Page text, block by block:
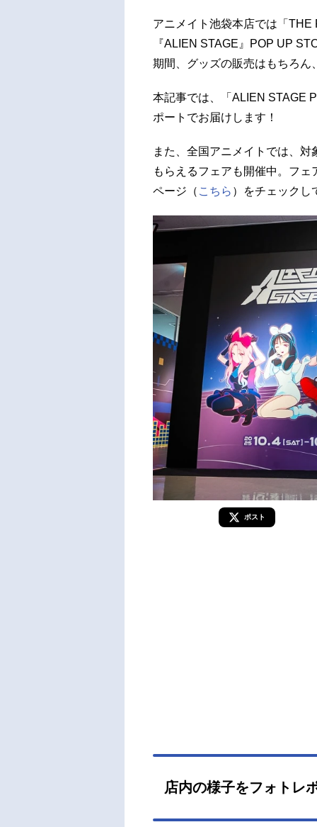
アニメイト池袋本店では「
『ALIEN STAGE』POP UP
期間、グッズの販売はもちろん
本記事では、「ALIEN STAGE
ポートでお届けします！
また、全国アニメイトでは、
もらえるフェアも開催中。フ
ページ（ こちら ）をチェックし
ポスト
店内の様子をフォトレ